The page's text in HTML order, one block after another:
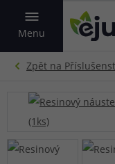
Menu
VYHLEDAT